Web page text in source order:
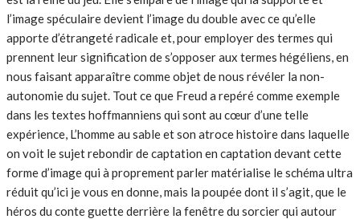
l’image spéculaire devient l’image du double avec ce qu’elle
apporte d’étrangeté radicale et, pour employer des termes qui
prennent leur signification de s’opposer aux termes hégéliens, en
nous faisant apparaître comme objet de nous révéler la non-
autonomie du sujet. Tout ce que Freud a repéré comme exemple
dans les textes hoffmanniens qui sont au cœur d’une telle
expérience, L’homme au sable et son atroce histoire dans laquelle
on voit le sujet rebondir de captation en captation devant cette
forme d’image qui à proprement parler matérialise le schéma ultra
réduit qu’ici je vous en donne, mais la poupée dont il s’agit, que le
héros du conte guette derrière la fenêtre du sorcier qui autour